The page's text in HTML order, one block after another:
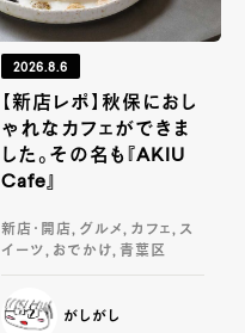
2026.8.6
【新店レポ】秋保におし
ゃれなカフェができま
した。その名も『AKIU
Cafe』
新店・開店, グルメ, カフェ, ス
イーツ, おでかけ, 青葉区
がしがし